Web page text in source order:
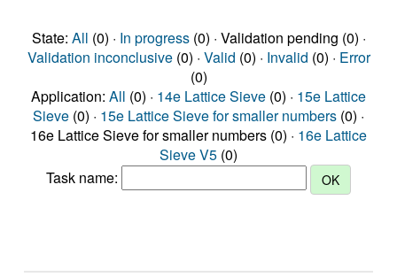
State: All (0) · In progress(0) · Validation pending (0) ·
Validation inconclusive(0) · Valid (0) · Invalid (0) · Error
(0)
Application: All (0) · 14e Lattice Sieve (0) · 15e Lattice
Sieve (0) · 15e Lattice Sieve for smaller numbers (0) ·
16e Lattice Sieve for smaller numbers (0) · 16e Lattice
Sieve V5 (0)
Task name: